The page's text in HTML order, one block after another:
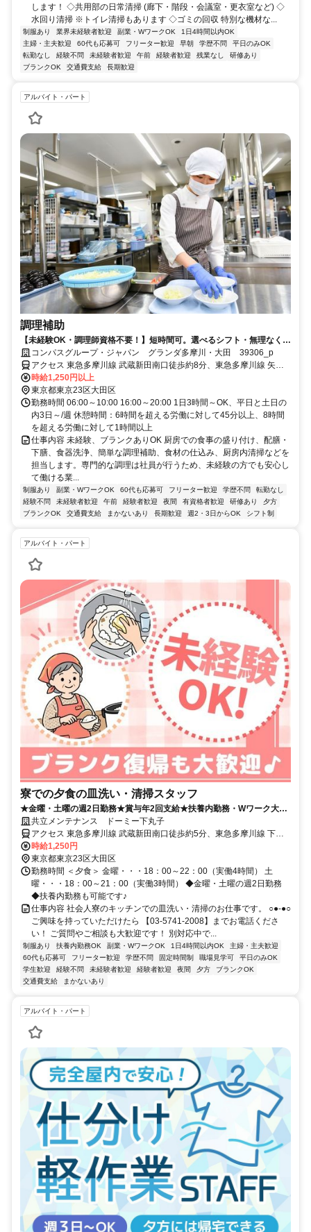
します！ ◇共用部の日常清掃 (廊下・階段・会議室・更衣室など) ◇
水回り清掃 ※トイレ清掃もあります ◇ゴミの回収 特別な機材な...
制服あり 業界未経験者歓迎 副業・WワークOK
1日4時間以内OK
主婦・主夫歓迎
60代も応募可 フリーター歓迎 早朝 学歴不問
平日のみOK
転勤なし
経験不問 未経験者歓迎 午前 経験者歓迎 残業なし
研修あり
ブランクOK
交通費支給 長期歓迎
アルバイト・パート
調理補助
【未経験OK・調理師資格不要！】短時間可。選べるシフト・無理なく安
定ワーク！
コンパスグループ・ジャパン グランダ多摩川・大田 39306_p
アクセス 東急多摩川線 武蔵新田南口徒歩約8分、東急多摩川線 矢口
渡北口徒歩約11分、東急多摩川線 下丸子南口徒歩約14分
時給1,250円以上
東京都東京23区大田区
勤務時間 06:00～10:00 16:00～20:00 1日3時間～OK、平日と土日の
内3日～/週 休憩時間：6時間を超える労働に対して45分以上、8時間
を超える労働に対して1時間以上
仕事内容 未経験、ブランクありOK 厨房での食事の盛り付け、配膳・
下膳、食器洗浄、簡単な調理補助、食材の仕込み、厨房内清掃などを
担当します。専門的な調理は社員が行うため、未経験の方でも安心し
て働ける業...
制服あり 副業・WワークOK 60代も応募可 フリーター歓迎 学歴不問
転勤なし
経験不問
未経験者歓迎 午前 経験者歓迎 夜間 有資格者歓迎 研修あり
夕方
ブランクOK
交通費支給 まかないあり 長期歓迎 週2・3日からOK シフト制
アルバイト・パート
寮での夕食の皿洗い・清掃スタッフ
★金曜・土曜の週2日勤務★賞与年2回支給★扶養内勤務・Wワーク大歓
迎★共立メンテナンス ドーミー下丸子
アクセス 東急多摩川線 武蔵新田南口徒歩約5分、東急多摩川線 下丸
子南口徒歩約7分、東急池上線 千鳥町出入口1徒歩約11分
時給1,250円
東京都東京23区大田区
勤務時間 ＜夕食＞ 金曜・・・18：00～22：00（実働4時間） 土
曜・・・18：00～21：00（実働3時間） ◆金曜・土曜の週2日勤務
◆扶養内勤務も可能です♪
仕事内容 社会人寮のキッチンでの皿洗い・清掃のお仕事です。 ○●-●○
ご興味を持っていただけたら 【03-5741-2008】までお電話くださ
い！ ご質問やご相談も大歓迎です！ 別対応中で...
制服あり 扶養内勤務OK 副業・WワークOK 1日4時間以内OK
主婦・主夫歓迎
60代も応募可
フリーター歓迎 学歴不問 固定時間制 職場見学可
平日のみOK
学生歓迎
経験不問 未経験者歓迎 経験者歓迎 夜間 夕方
ブランクOK
交通費支給
まかないあり
アルバイト・パート